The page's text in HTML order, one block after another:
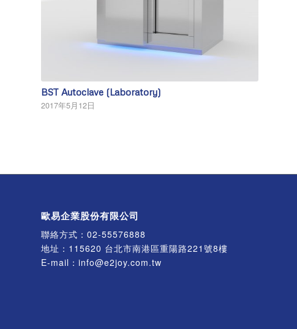
BST Autoclave (Laboratory)
2017年5月12日
歐易企業股份有限公司
聯絡方式： 02-55576888
地址：115620 台北市南港區重陽路221號8樓
E-mail： info@e2joy.com.tw